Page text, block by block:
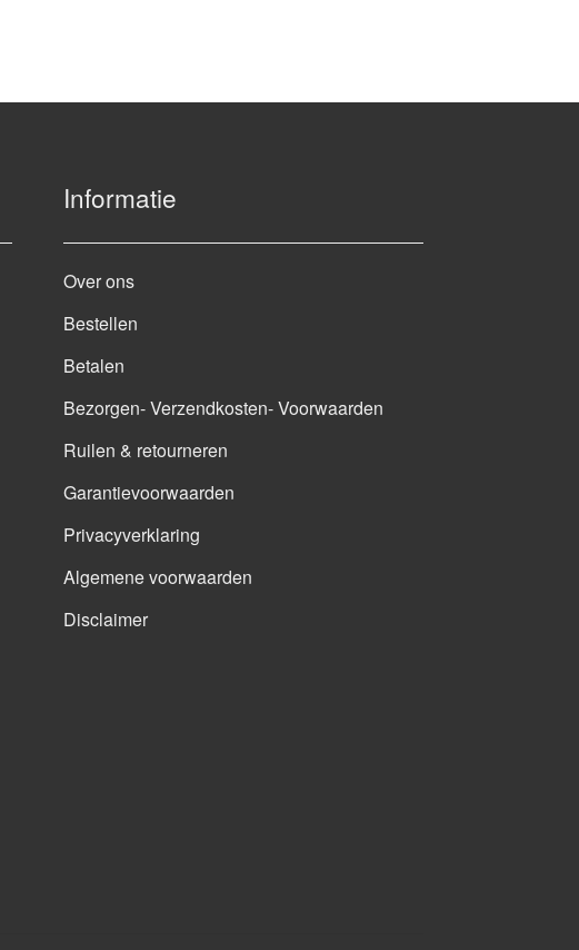
Informatie
Over ons
Bestellen
Betalen
Bezorgen- Verzendkosten- Voorwaarden
Ruilen & retourneren
Garantievoorwaarden
Privacyverklaring
Algemene voorwaarden
Disclaimer